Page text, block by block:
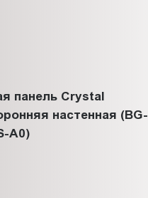
панель Crystal
настенная (BG-
A0)